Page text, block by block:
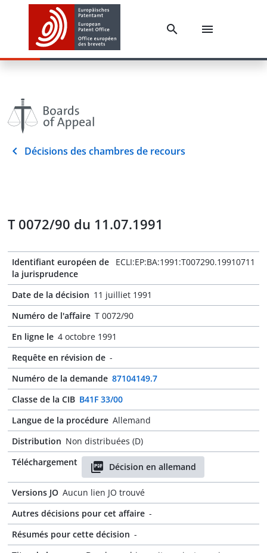
Décisions des chambres de recours
T 0072/90 du 11.07.1991
Identifiant européen de
la jurisprudence
ECLI:EP:BA:1991:T007290.19910711
Date de la décision 11 juilliet 1991
Numéro de l'affaire T 0072/90
En ligne le 4 octobre 1991
Requête en révision de -
Numéro de la demande 87104149.7
Classe de la CIB B41F 33/00
Langue de la procédure Allemand
Distribution Non distribuées (D)
Téléchargement
Décision en allemand
Versions JO Aucun lien JO trouvé
Autres décisions pour cet affaire -
Résumés pour cette décision -